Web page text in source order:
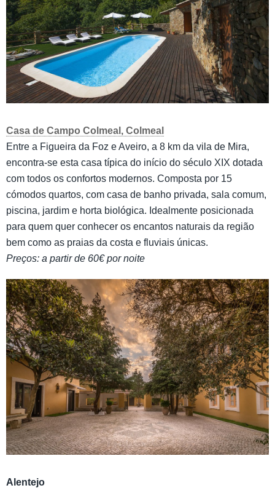
Casa de Campo Colmeal, Colmeal
Entre a Figueira da Foz e Aveiro, a 8 km da vila de Mira,
encontra-se esta casa típica do início do século XIX dotada
com todos os confortos modernos. Composta por 15
cómodos quartos, com casa de banho privada, sala comum,
piscina, jardim e horta biológica. Idealmente posicionada
para quem quer conhecer os encantos naturais da região
bem como as praias da costa e fluviais únicas.
Preços: a partir de 60€ por noite
Alentejo